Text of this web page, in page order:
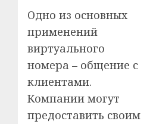
Одно из основных
применений
виртуального
номера – общение с
клиентами.
Компании могут
предоставить своим